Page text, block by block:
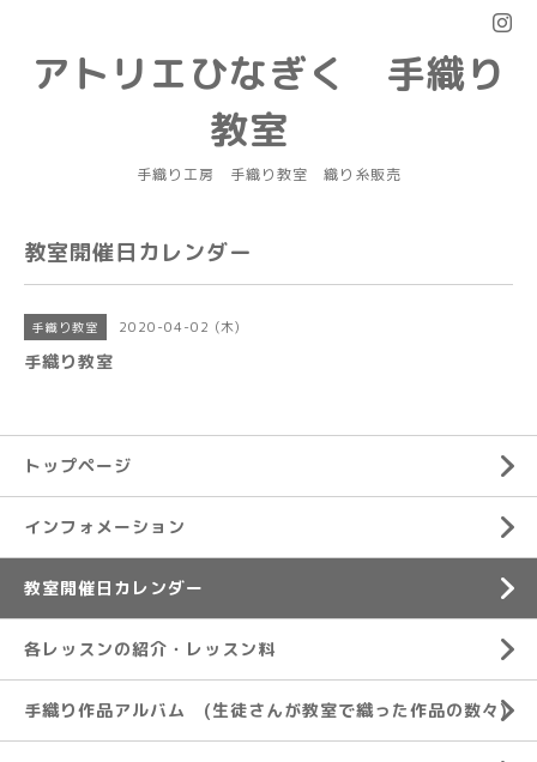
アトリエひなぎく 手織り
教室
手織り工房 手織り教室 織り糸販売
教室開催日カレンダー
手織り教室 2020-04-02 (木)
手織り教室
トップページ
インフォメーション
教室開催日カレンダー
各レッスンの紹介・レッスン料
手織り作品アルバム (生徒さんが教室で織った作品の数々)